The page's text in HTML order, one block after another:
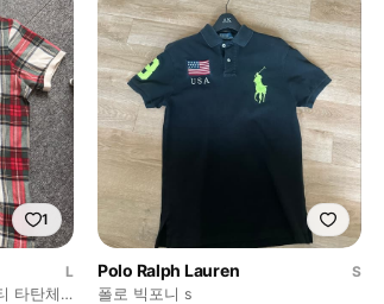
1
L
타탄체
Polo Ralph Lauren
S
폴로 빅포니 s